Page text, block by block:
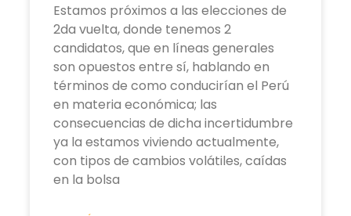
Estamos próximos a las elecciones de
2da vuelta, donde tenemos 2
candidatos, que en líneas generales
son opuestos entre sí, hablando en
términos de como conducirían el Perú
en materia económica; las
consecuencias de dicha incertidumbre
ya la estamos viviendo actualmente,
con tipos de cambios volátiles, caídas
en la bolsa